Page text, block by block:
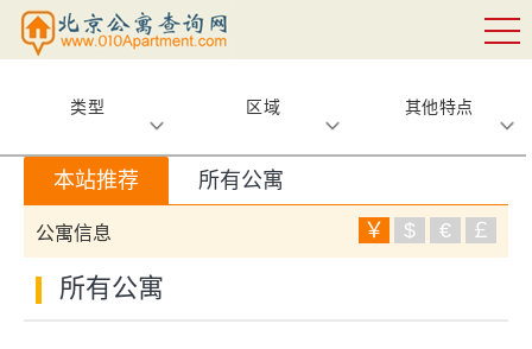
类型 区域 其他特点
本站推荐 所有公寓
公寓信息 ￥ $ € ￡
所有公寓